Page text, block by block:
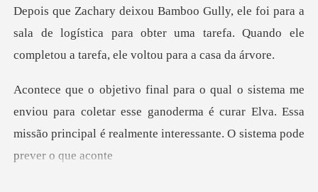
0
Loja
Histórico
Sair
a
sala de logística para obter uma tarefa. Quando ele
para coletar esse ganoderma é curar Elva. Essa
missão principa